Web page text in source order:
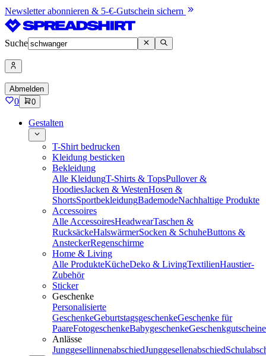
Newsletter abonnieren & 5-€-Gutschein sichern
Suche
Abmelden
0 0
Gestalten
T-Shirt bedrucken
Kleidung besticken
Bekleidung
Alle KleidungT-Shirts & TopsPullover &
HoodiesJacken & WestenHosen &
ShortsSportbekleidungBademodeNachhaltige Produkte
Accessoires
Alle AccessoiresHeadwearTaschen &
RucksäckeHalswärmerSocken & SchuheButtons &
AnsteckerRegenschirme
Home & Living
Alle ProdukteKücheDeko & LivingTextilienHaustier-
Zubehör
Sticker
Geschenke
Personalisierte
GeschenkeGeburtstagsgeschenkeGeschenke für
PaareFotogeschenkeBabygeschenkeGeschenkgutscheine
Anlässe
JunggesellinnenabschiedJunggesellenabschied